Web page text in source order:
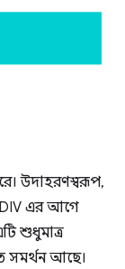
উদাহরণস্বরূপ,
DIV এর আগে
শুধুমাত্র
সমর্থন আছে।